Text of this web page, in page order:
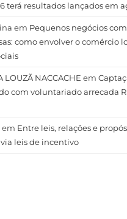
terá resultados lançados em
em Pequenos negócios
como envolver o comércio
LOUZÃ NACCACHE em
com voluntariado arrecada
em Entre leis, relações e
leis de incentivo